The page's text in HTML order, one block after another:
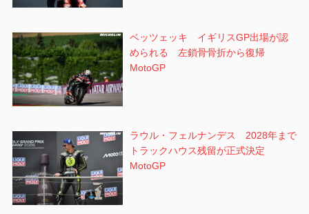
ベッツェッキ イギリスGP出場が認
められる 左鎖骨骨折から復帰
MotoGP
ラウル・フェルナンデス 2028年まで
トラックハウス残留が正式決定
MotoGP